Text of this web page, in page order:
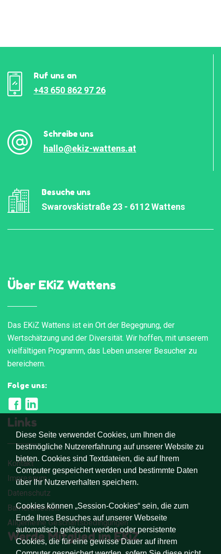
Diese Seite verwendet Cookies, um Ihnen die
bestmögliche Nutzererfahrung auf unserer Website zu
bieten. Cookies sind Textdateien, die auf Ihrem
Computer gespeichert werden und bestimmte Daten
über Ihr Nutzerverhalten speichern.
Cookies können „Session-Cookies“ sein, die zum
Ende Ihres Besuches auf unserer Webseite
automatisch gelöscht werden oder persistente
Cookies, die für eine gewisse Dauer auf ihrem
Ruf uns an
+43 650 862 97 26
Schreibe uns
hallo@ekiz-wattens.at
Besuche uns
Swarovskistraße 23 - 6112 Wattens
Über EKiZ Wattens
Das EKiZ Wattens ist ein Ort der Begegnung, der
Wertschätzung und der Diversität. Wir hoffen, mit unserem
vielfältigen Programm, das Leben unserer Besucher zu
bereichern.
Folge uns:
Links
Kontakt
Impressum
Datenschutz
Barrierefreiheit
Allgemeine Geschäftsbedingungen
Werde Mitglied im EKiZ